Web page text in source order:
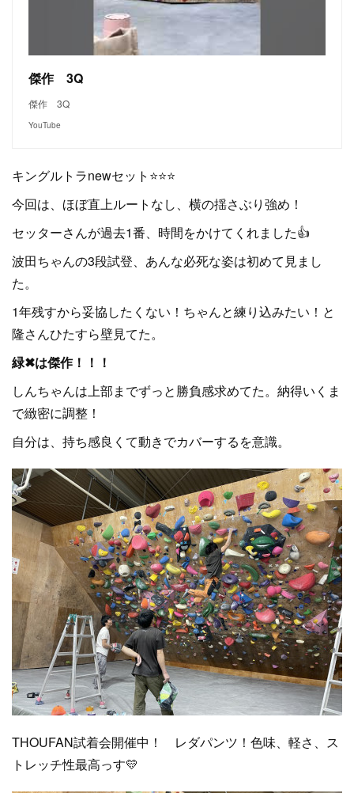
傑作 3Q
傑作 3Q
YouTube
キングルトラnewセット⭐⭐⭐
今回は、ほぼ直上ルートなし、横の揺さぶり強め！
セッターさんが過去1番、時間をかけてくれました👍
波田ちゃんの3段試登、あんな必死な姿は初めて見まし
た。
1年残すから妥協したくない！ちゃんと練り込みたい！と
隆さんひたすら壁見てた。
緑✖は傑作！！！
しんちゃんは上部までずっと勝負感求めてた。納得いくま
で緻密に調整！
自分は、持ち感良くて動きでカバーするを意識。
THOUFAN試着会開催中！ レダパンツ！色味、軽さ、ス
トレッチ性最高っす💛